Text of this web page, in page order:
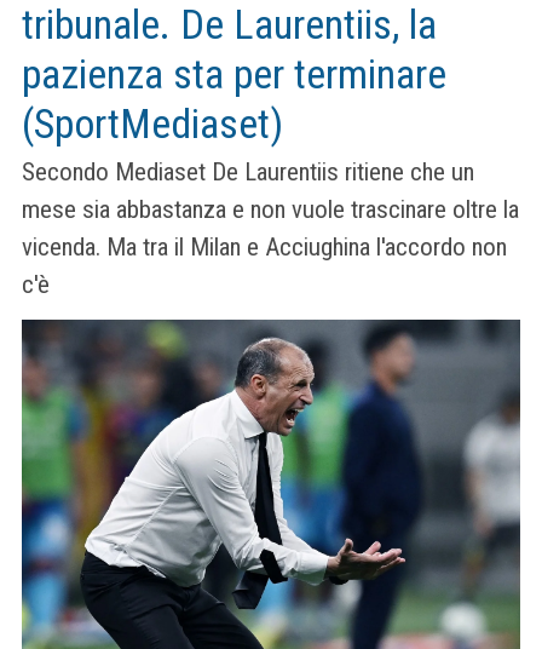
tribunale. De Laurentiis, la
pazienza sta per terminare
(SportMediaset)
Secondo Mediaset De Laurentiis ritiene che un
mese sia abbastanza e non vuole trascinare oltre la
vicenda. Ma tra il Milan e Acciughina l'accordo non
c'è